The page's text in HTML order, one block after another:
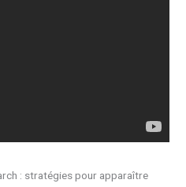
: stratégies pour apparaître